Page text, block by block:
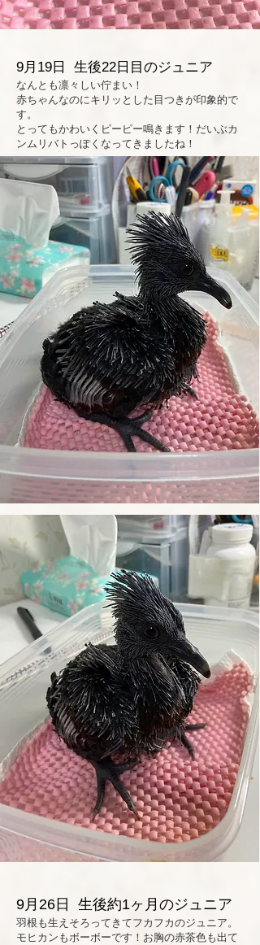
9月19日 生後22日目のジュニア
なんとも凛々しい佇まい！
赤ちゃんなのにキリッとした目つきが印象的で
す。
とってもかわいくピーピー鳴きます！だいぶカ
ンムリバトっぽくなってきましたね！
9月26日 生後約1ヶ月のジュニア
羽根も生えそろってきてフカフカのジュニア。
モヒカンもボーボーです！お胸の赤茶色も出て